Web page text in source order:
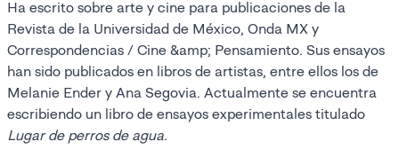
Ha escrito sobre arte y cine para publicaciones de la
Revista de la Universidad de México, Onda MX y
Correspondencias / Cine &amp; Pensamiento. Sus ensayos
han sido publicados en libros de artistas, entre ellos los de
Melanie Ender y Ana Segovia. Actualmente se encuentra
escribiendo un libro de ensayos experimentales titulado
Lugar de perros de agua.